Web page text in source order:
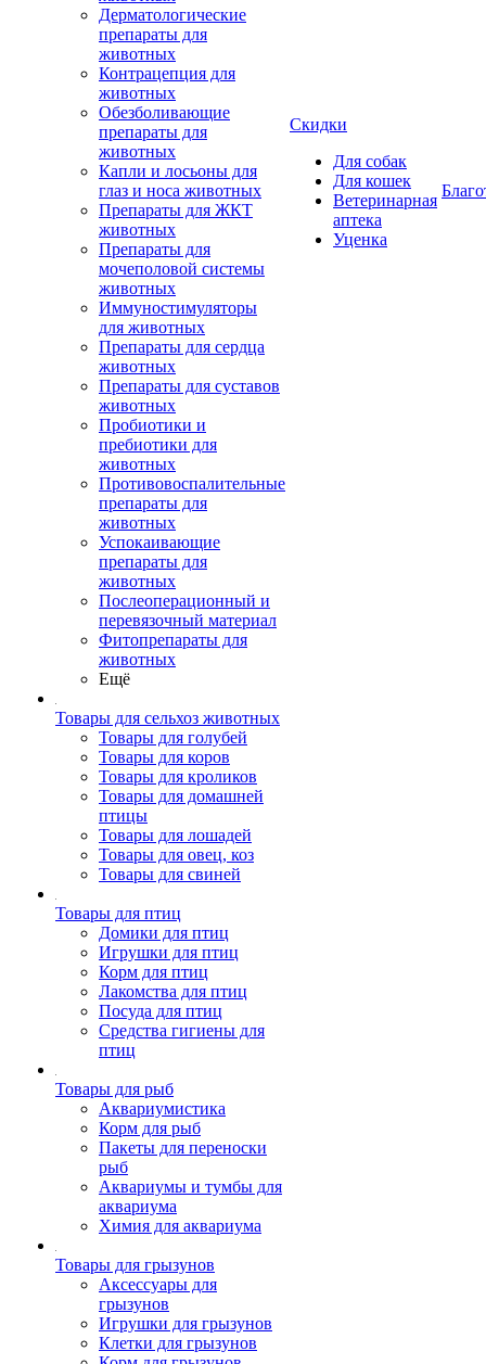
Дерматологические
препараты для
животных
Контрацепция для
животных
Обезболивающие
препараты для
животных
Капли и лосьоны для
глаз и носа животных
Препараты для ЖКТ
животных
Препараты для
мочеполовой системы
животных
Иммуностимуляторы
для животных
Препараты для сердца
животных
Препараты для суставов
животных
Пробиотики и
пребиотики для
животных
Противовоспалительные
препараты для
животных
Успокаивающие
препараты для
животных
Послеоперационный и
перевязочный материал
Фитопрепараты для
животных
Ещё
Товары для сельхоз животных
Товары для голубей
Товары для коров
Товары для кроликов
Товары для домашней
птицы
Товары для лошадей
Товары для овец, коз
Товары для свиней
Товары для птиц
Домики для птиц
Игрушки для птиц
Корм для птиц
Лакомства для птиц
Посуда для птиц
Средства гигиены для
птиц
Товары для рыб
Аквариумистика
Корм для рыб
Пакеты для переноски
рыб
Аквариумы и тумбы для
аквариума
Химия для аквариума
Товары для грызунов
Аксессуары для
грызунов
Игрушки для грызунов
Клетки для грызунов
Скидки
Для собак
Для кошек
Ветеринарная
аптека
Уценка